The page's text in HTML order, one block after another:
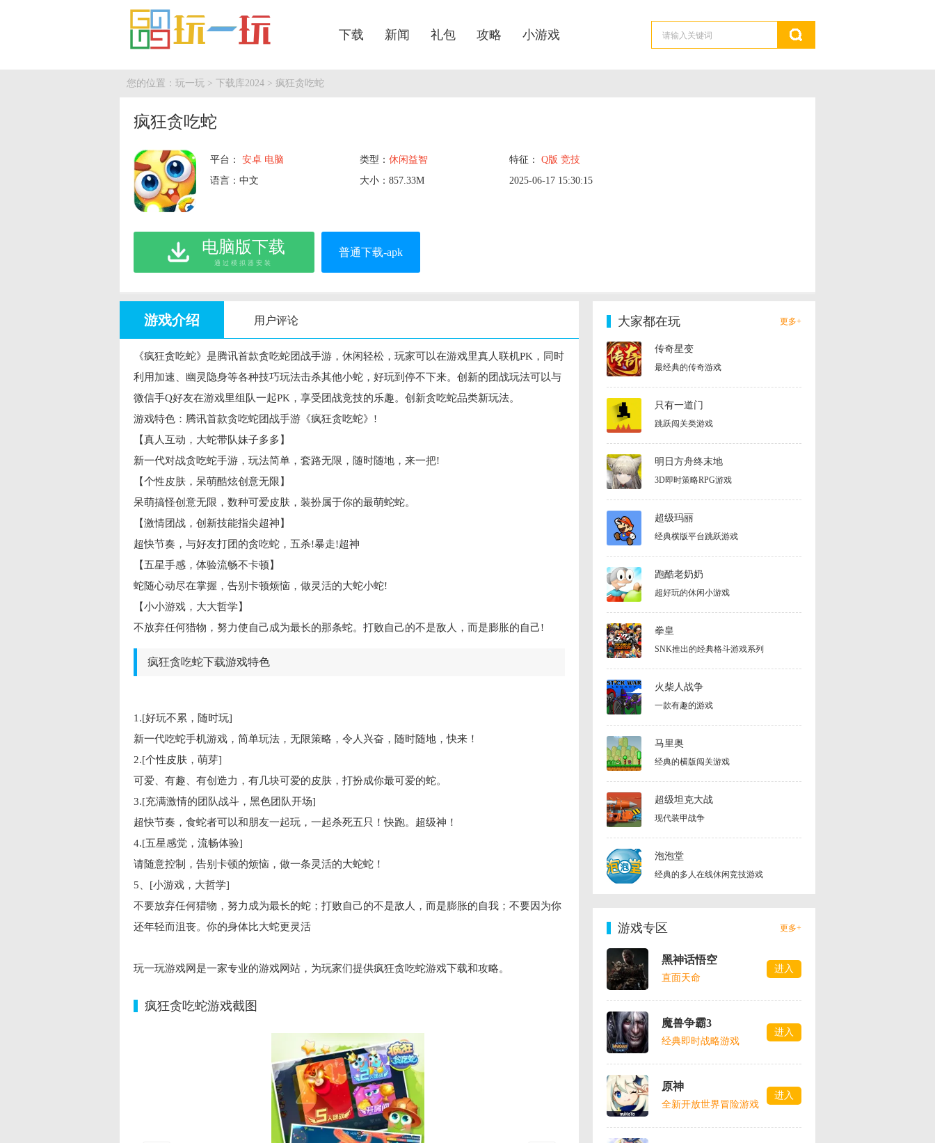
下载 新闻 礼包 攻略 小游戏
您的位置： 玩一玩 > 下载库2024 > 疯狂贪吃蛇
疯狂贪吃蛇
平台： 安卓 电脑 类型： 休闲益智 特征： Q版 竞技
语言：中文
大小：857.33M 2025-06-17 15:30:15
电脑版下载
通过模拟器安装
普通下载-apk
游戏介绍 用户评论
《疯狂贪吃蛇》是腾讯首款贪吃蛇团战手游，休闲轻松，玩家可以在游戏里真人联机PK，同时
利用加速、幽灵隐身等各种技巧玩法击杀其他小蛇，好玩到停不下来。创新的团战玩法可以与
微信手Q好友在游戏里组队一起PK，享受团战竞技的乐趣。创新贪吃蛇品类新玩法。
游戏特色：腾讯首款贪吃蛇团战手游《疯狂贪吃蛇》!
【真人互动，大蛇带队妹子多多】
新一代对战贪吃蛇手游，玩法简单，套路无限，随时随地，来一把!
【个性皮肤，呆萌酷炫创意无限】
呆萌搞怪创意无限，数种可爱皮肤，装扮属于你的最萌蛇蛇。
【激情团战，创新技能指尖超神】
超快节奏，与好友打团的贪吃蛇，五杀!暴走!超神
【五星手感，体验流畅不卡顿】
蛇随心动尽在掌握，告别卡顿烦恼，做灵活的大蛇小蛇!
【小小游戏，大大哲学】
不放弃任何猎物，努力使自己成为最长的那条蛇。打败自己的不是敌人，而是膨胀的自己!
疯狂贪吃蛇下载游戏特色
1.[好玩不累，随时玩]
新一代吃蛇手机游戏，简单玩法，无限策略，令人兴奋，随时随地，快来！
2.[个性皮肤，萌芽]
可爱、有趣、有创造力，有几块可爱的皮肤，打扮成你最可爱的蛇。
3.[充满激情的团队战斗，黑色团队开场]
超快节奏，食蛇者可以和朋友一起玩，一起杀死五只！快跑。超级神！
4.[五星感觉，流畅体验]
请随意控制，告别卡顿的烦恼，做一条灵活的大蛇蛇！
5、[小游戏，大哲学]
不要放弃任何猎物，努力成为最长的蛇；打败自己的不是敌人，而是膨胀的自我；不要因为你
还年轻而沮丧。你的身体比大蛇更灵活
玩一玩游戏网是一家专业的游戏网站，为玩家们提供疯狂贪吃蛇游戏下载和攻略。
疯狂贪吃蛇游戏截图
更多+
大家都在玩
传奇星变
最经典的传奇游戏
只有一道门
跳跃闯关类游戏
明日方舟终末地
3D即时策略RPG游戏
超级玛丽
经典横版平台跳跃游戏
跑酷老奶奶
超好玩的休闲小游戏
拳皇
SNK推出的经典格斗游戏系列
火柴人战争
一款有趣的游戏
马里奥
经典的横版闯关游戏
超级坦克大战
现代装甲战争
泡泡堂
经典的多人在线休闲竞技游戏
更多+
游戏专区
黑神话悟空
直面天命
进入
魔兽争霸3
经典即时战略游戏
进入
原神
全新开放世界冒险游戏
进入